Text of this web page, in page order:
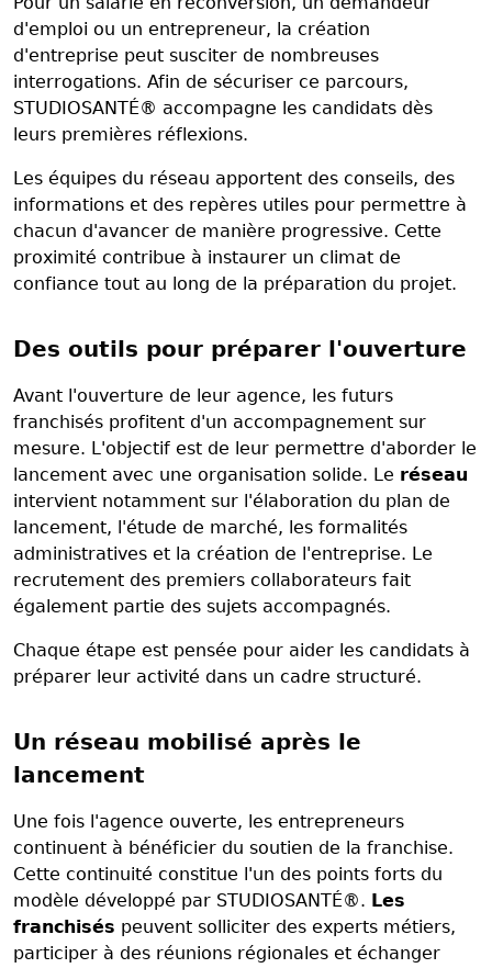
d'emploi ou un entrepreneur, la création
d'entreprise peut susciter de nombreuses
interrogations. Afin de sécuriser ce parcours,
STUDIOSANTÉ® accompagne les candidats dès
leurs premières réflexions.
Les équipes du réseau apportent des conseils, des
informations et des repères utiles pour permettre à
chacun d'avancer de manière progressive. Cette
proximité contribue à instaurer un climat de
confiance tout au long de la préparation du projet.
Des outils pour préparer l'ouverture
Avant l'ouverture de leur agence, les futurs
franchisés profitent d'un accompagnement sur
mesure. L'objectif est de leur permettre d'aborder le
lancement avec une organisation solide. Le réseau
intervient notamment sur l'élaboration du plan de
lancement, l'étude de marché, les formalités
administratives et la création de l'entreprise. Le
recrutement des premiers collaborateurs fait
également partie des sujets accompagnés.
Chaque étape est pensée pour aider les candidats à
préparer leur activité dans un cadre structuré.
Un réseau mobilisé après le
lancement
Une fois l'agence ouverte, les entrepreneurs
continuent à bénéficier du soutien de la franchise.
Cette continuité constitue l'un des points forts du
modèle développé par STUDIOSANTÉ®. Les
franchisés peuvent solliciter des experts métiers,
participer à des réunions régionales et échanger